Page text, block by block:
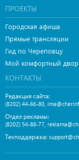
ПРОЕКТЫ
Городская афиша
Прямые трансляции
Гид по Череповцу
Мой комфортный двор
КОНТАКТЫ
Редакция сайта:
(8202) 44-66-80,
Отдел рекламы:
(8202) 54-88-77,
Техподдержка: